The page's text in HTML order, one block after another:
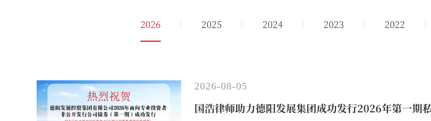
2026 2025 2024 2023 2022
2026-08-05
国浩律师助力德阳发展集团成功发行2026年第一期